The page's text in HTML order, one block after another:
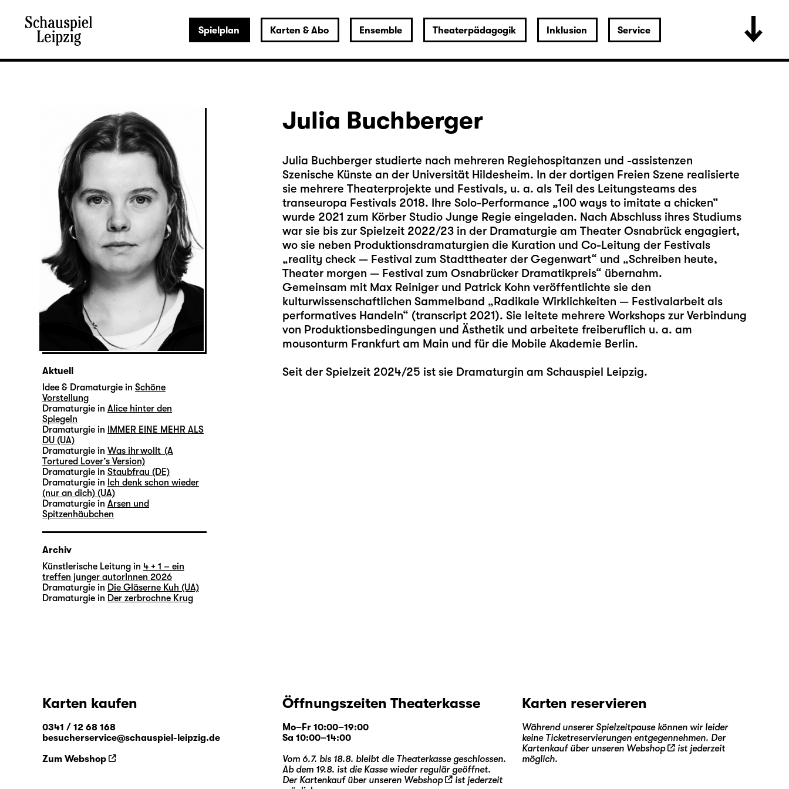
Spielplan Karten & Abo Ensemble Theaterpädagogik Inklusion Service
Julia Buchberger
Julia Buchberger studierte nach mehreren Regiehospitanzen und -assistenzen
Szenische Künste an der Universität Hildesheim. In der dortigen Freien Szene realisierte
sie mehrere Theaterprojekte und Festivals, u. a. als Teil des Leitungsteams des
transeuropa Festivals 2018. Ihre Solo-Performance „100 ways to imitate a chicken“
wurde 2021 zum Körber Studio Junge Regie eingeladen. Nach Abschluss ihres Studiums
war sie bis zur Spielzeit 2022/23 in der Dramaturgie am Theater Osnabrück engagiert,
wo sie neben Produktionsdramaturgien die Kuration und Co-Leitung der Festivals
„reality check — Festival zum Stadttheater der Gegenwart“ und „Schreiben heute,
Theater morgen — Festival zum Osnabrücker Dramatikpreis“ übernahm.
Gemeinsam mit Max Reiniger und Patrick Kohn veröffentlichte sie den
kulturwissenschaftlichen Sammelband „Radikale Wirklichkeiten — Festivalarbeit als
performatives Handeln“ (transcript 2021). Sie leitete mehrere Workshops zur Verbindung
von Produktionsbedingungen und Ästhetik und arbeitete freiberuflich u. a. am
mousonturm Frankfurt am Main und für die Mobile Akademie Berlin.
Seit der Spielzeit 2024/25 ist sie Dramaturgin am Schauspiel Leipzig.
Aktuell
Idee & Dramaturgie in Schöne
Vorstellung
Dramaturgie in Alice hinter den
Spiegeln
Dramaturgie in
IMMER EINE MEHR ALS
DU (UA)
Dramaturgie in Was ihr wollt (A
Tortured Lover’s Version)
Dramaturgie in Staubfrau (DE)
Dramaturgie in Ich denk schon wieder
(nur an dich) (UA)
Dramaturgie in Arsen und
Spitzenhäubchen
Archiv
Künstlerische Leitung in 4 + 1 – ein
treffen junger autorInnen 2026
Dramaturgie in Die Gläserne Kuh (UA)
Dramaturgie in Der zerbrochne Krug
Karten kaufen
0341 / 12 68 168
besucherservice@schauspiel-leipzig.de
Zum Webshop
Öffnungszeiten Theaterkasse
Mo–Fr 10:00–19:00
Sa 10:00–14:00
Vom 6.7. bis 18.8. bleibt die Theaterkasse geschlossen.
Ab dem 19.8. ist die Kasse wieder regulär geöffnet.
Der Kartenkauf über unseren Webshop
ist jederzeit
Karten reservieren
Während unserer Spielzeitpause können wir leider
keine Ticketreservierungen entgegennehmen. Der
Kartenkauf über unseren Webshop
ist jederzeit
möglich.